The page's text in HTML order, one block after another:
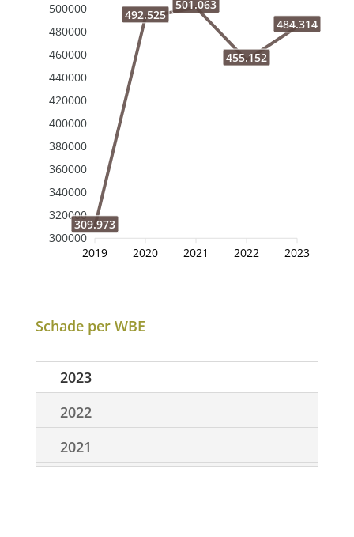
500000
480000
460000
440000
420000
400000
380000
360000
340000
320000
300000
309.973
492.525
501.063
455.152
484.314
2019 2020 2021 2022 2023
Schade per WBE
2023
2022
2021